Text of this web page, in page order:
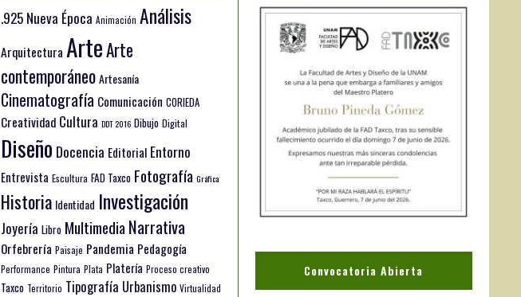
.925 Nueva Época Animación Análisis
Arquitectura ArteArte
contemporáneoArtesanía
Cinematografía Comunicación CORIEDA
Creatividad Cultura DDT 2016 Dibujo Digital
Diseño Docencia Editorial Entorno
Entrevista Escultura FAD Taxco Fotografía Gráfica
Historia Identidad Investigación
Joyería Libro Multimedia Narrativa
Orfebrería Paisaje Pandemia Pedagogía
Performance Pintura Plata Platería Proceso creativo
Taxco Territorio Tipografía Urbanismo Virtualidad
Convocatoria Abierta